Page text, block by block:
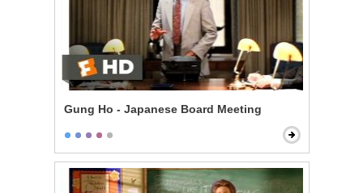
Gung Ho - Japanese Board Meeting